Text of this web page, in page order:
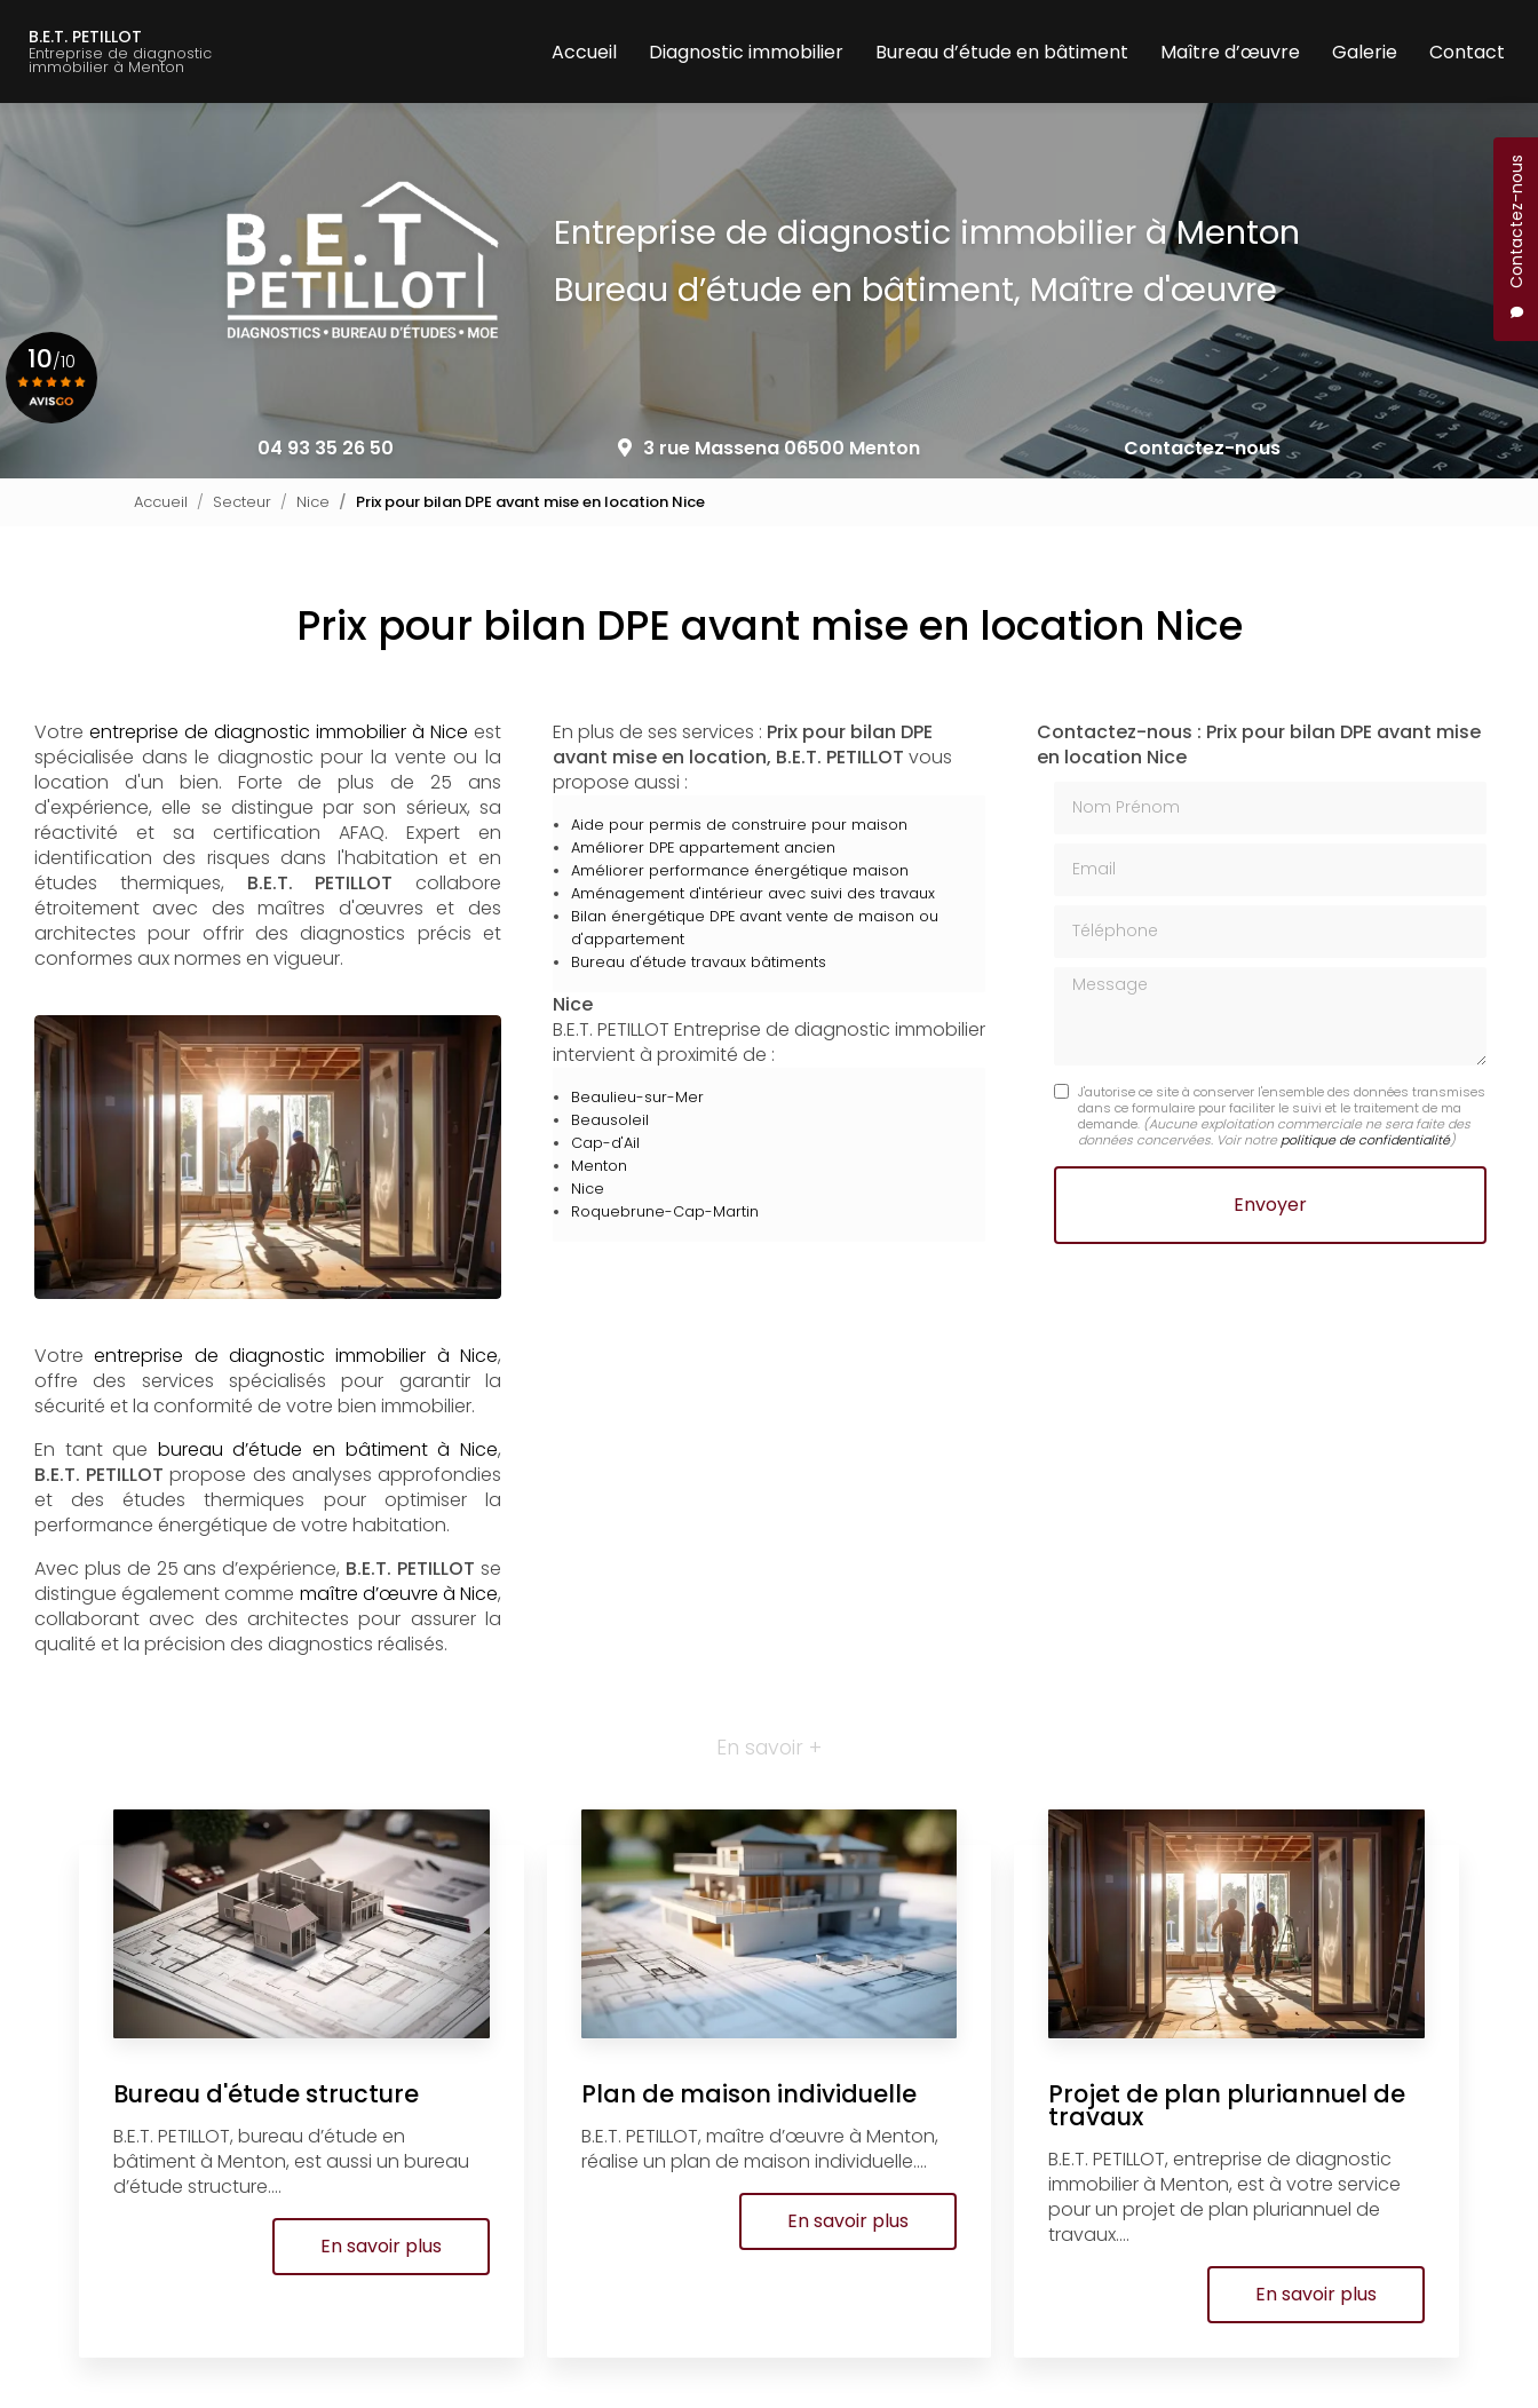
contenu
B.E.T. PETILLOT
Entreprise de diagnostic
immobilier à Menton
Contactez-nous
Accueil
Diagnostic immobilier Bureau d’étude en bâtiment Maître d’œuvre Galerie Contact
Entreprise de diagnostic immobilier à Menton
Bureau d’étude en bâtiment, Maître d'œuvre
04 93 35 26 50 3 rue Massena 06500 Menton Contactez-nous
10/10
Accueil Secteur Nice Prix pour bilan DPE avant mise en location Nice
Prix pour bilan DPE avant mise en location Nice
Votre entreprise de diagnostic immobilier à Nice est
spécialisée dans le diagnostic pour la vente ou la
location d'un bien. Forte de plus de 25 ans
d'expérience, elle se distingue par son sérieux, sa
réactivité et sa certification AFAQ. Expert en
identification des risques dans l'habitation et en
études thermiques, B.E.T. PETILLOT collabore
étroitement avec des maîtres d'œuvres et des
architectes pour offrir des diagnostics précis et
conformes aux normes en vigueur.
Votreentreprise de diagnostic immobilier à Nice,
offre des services spécialisés pour garantir la
sécurité et la conformité de votre bien immobilier.
En tant que bureau d’étude en bâtiment à Nice,
B.E.T. PETILLOT propose des analyses approfondies
et des études thermiques pour optimiser la
performance énergétique de votre habitation.
Avec plus de 25 ans d’expérience, B.E.T. PETILLOT se
distingue également comme maître d’œuvre à Nice,
collaborant avec des architectes pour assurer la
qualité et la précision des diagnostics réalisés.
En plus de ses services : Prix pour bilan DPE
avant mise en location, B.E.T. PETILLOT vous
propose aussi :
Aide pour permis de construire pour maison
Améliorer DPE appartement ancien
Améliorer performance énergétique maison
Aménagement d'intérieur avec suivi des travaux
Bilan énergétique DPE avant vente de maison ou
d'appartement
Bureau d'étude travaux bâtiments
Nice
B.E.T. PETILLOT Entreprise de diagnostic immobilier
intervient à proximité de :
Beaulieu-sur-Mer
Beausoleil
Cap-d'Ail
Menton
Nice
Roquebrune-Cap-Martin
Contactez-nous : Prix pour bilan DPE avant mise
en location Nice
Message
J'autorise ce site à conserver l'ensemble des données transmises
dans ce formulaire pour faciliter le suivi et le traitement de ma
demande. (Aucune exploitation commerciale ne sera faite des
données concervées. Voir notre politique de confidentialité)
En savoir +
Bureau d'étude structure
B.E.T. PETILLOT, bureau d’étude en
bâtiment à Menton, est aussi un bureau
d’étude structure....
En savoir plus
Plan de maison individuelle
B.E.T. PETILLOT, maître d’œuvre à Menton,
réalise un plan de maison individuelle....
En savoir plus
Projet de plan pluriannuel de
travaux
B.E.T. PETILLOT, entreprise de diagnostic
immobilier à Menton, est à votre service
pour un projet de plan pluriannuel de
travaux....
En savoir plus